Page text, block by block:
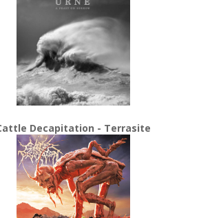
Decapitation - Terrasite